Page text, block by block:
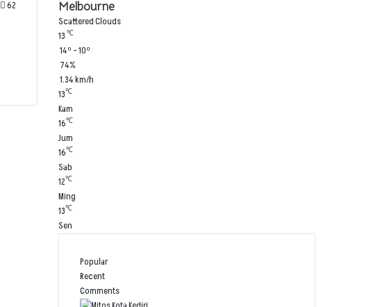
62 Melbourne
Scattered Clouds
13 ℃
14º - 10º
74%
1.34 km/h
13℃
Kam
16℃
Jum
16℃
Sab
12℃
Ming
13℃
Sen
Popular
Recent
Comments